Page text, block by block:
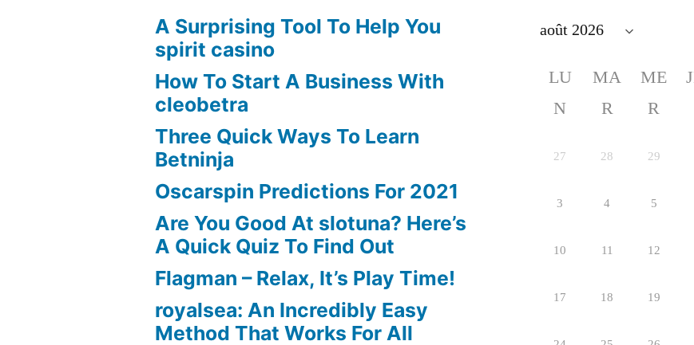
A Surprising Tool To Help You
spirit casino
How To Start A Business With
cleobetra
Three Quick Ways To Learn
Betninja
Oscarspin Predictions For 2021
Are You Good At slotuna? Here’s
A Quick Quiz To Find Out
Flagman – Relax, It’s Play Time!
royalsea: An Incredibly Easy
Method That Works For All
LU
N
MA
R
ME
R
27 28 29
3 4 5
10 11 12
17 18 19